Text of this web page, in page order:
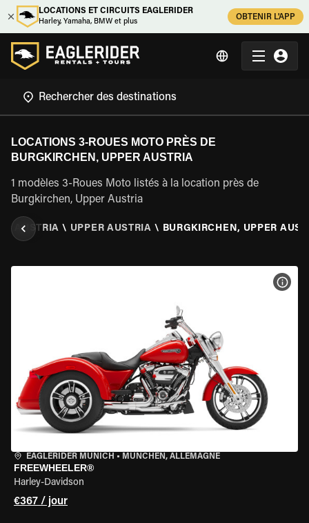
LOCATIONS ET CIRCUITS EAGLERIDER
Harley, Yamaha, BMW et plus
OBTENIR L'APP
LOCATIONS 3-ROUES MOTO PRÈS DE
BURGKIRCHEN, UPPER AUSTRIA
1 modèles 3-Roues Moto listés à la location près de
Burgkirchen, Upper Austria
\ AUSTRIA \ UPPER AUSTRIA \ BURGKIRCHEN, UPPER
EAGLERIDER MUNICH • MÜNCHEN, ALLEMAGNE
FREEWHEELER®
Harley-Davidson
€367 / jour